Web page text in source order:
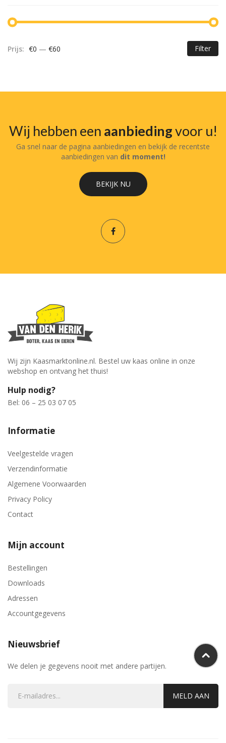
Filter
Prijs: €0 — €60
Wij hebben een aanbiedingvoor u!
Ga snel naar de pagina aanbiedingen en bekijk de recentste
aanbiedingen van dit moment!
BEKIJK NU
Wij zijn Kaasmarktonline.nl. Bestel uw kaas online in onze
webshop en ontvang het thuis!
Hulp nodig?
Bel: 06 – 25 03 07 05
Informatie
Veelgestelde vragen
Verzendinformatie
Algemene Voorwaarden
Privacy Policy
Contact
Mijn account
Bestellingen
Downloads
Adressen
Accountgegevens
Nieuwsbrief
We delen je gegevens nooit met andere partijen.
MELD AAN